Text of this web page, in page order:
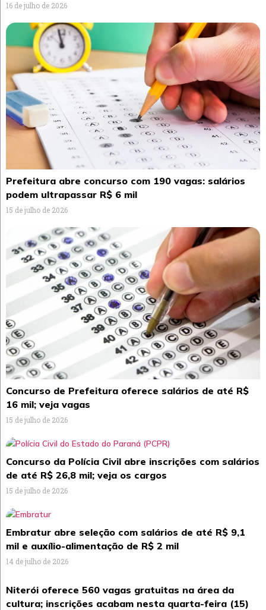
16 de julho de 2026
Prefeitura abre concurso com 190 vagas: salários
podem ultrapassar R$ 6 mil
15 de julho de 2026
Concurso de Prefeitura oferece salários de até R$
16 mil; veja vagas
15 de julho de 2026
Concurso da Polícia Civil abre inscrições com salários
de até R$ 26,8 mil; veja os cargos
15 de julho de 2026
Embratur abre seleção com salários de até R$ 9,1
mil e auxílio-alimentação de R$ 2 mil
14 de julho de 2026
Niterói oferece 560 vagas gratuitas na área da
cultura; inscrições acabam nesta quarta-feira (15)